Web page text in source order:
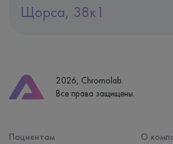
Щорса, 38к1
Часы работы
пн-вс: 7:30-15:00
2026, Chromolab.
Все права защищены.
Пациентам
О